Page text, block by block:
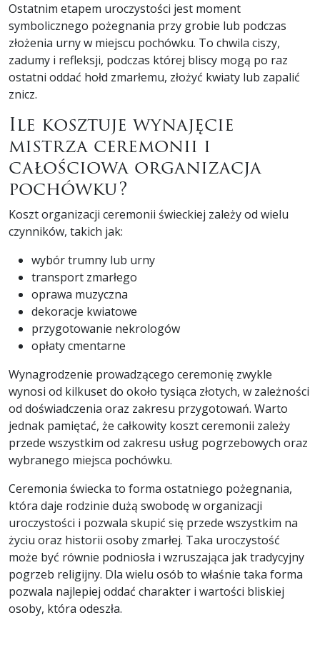
Ostatnim etapem uroczystości jest moment
symbolicznego pożegnania przy grobie lub podczas
złożenia urny w miejscu pochówku. To chwila ciszy,
zadumy i refleksji, podczas której bliscy mogą po raz
ostatni oddać hołd zmarłemu, złożyć kwiaty lub zapalić
znicz.
Ile kosztuje wynajęcie
mistrza ceremonii i
całościowa organizacja
pochówku?
Koszt organizacji ceremonii świeckiej zależy od wielu
czynników, takich jak:
wybór trumny lub urny
transport zmarłego
oprawa muzyczna
dekoracje kwiatowe
przygotowanie nekrologów
opłaty cmentarne
Wynagrodzenie prowadzącego ceremonię zwykle
wynosi od kilkuset do około tysiąca złotych, w zależności
od doświadczenia oraz zakresu przygotowań. Warto
jednak pamiętać, że całkowity koszt ceremonii zależy
przede wszystkim od zakresu usług pogrzebowych oraz
wybranego miejsca pochówku.
Ceremonia świecka to forma ostatniego pożegnania,
która daje rodzinie dużą swobodę w organizacji
uroczystości i pozwala skupić się przede wszystkim na
życiu oraz historii osoby zmarłej. Taka uroczystość
może być równie podniosła i wzruszająca jak tradycyjny
pogrzeb religijny. Dla wielu osób to właśnie taka forma
pozwala najlepiej oddać charakter i wartości bliskiej
osoby, która odeszła.